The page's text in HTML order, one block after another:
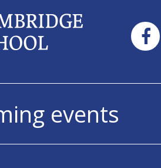
events